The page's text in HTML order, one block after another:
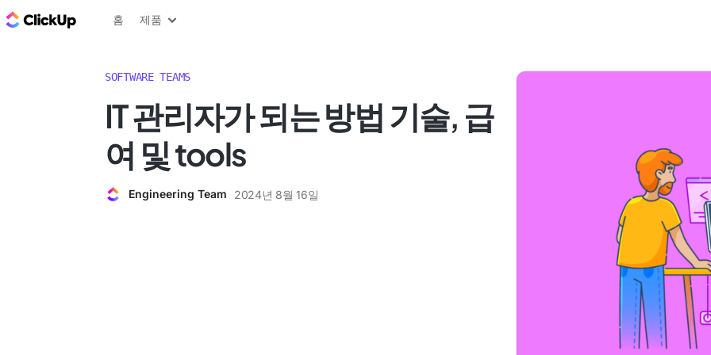
ClickUp 블로그
홈 제품
SOFTWARE TEAMS
IT 관리자가 되는 방법 기술, 급
여 및 tools
Engineering Team 2024년 8월 16일